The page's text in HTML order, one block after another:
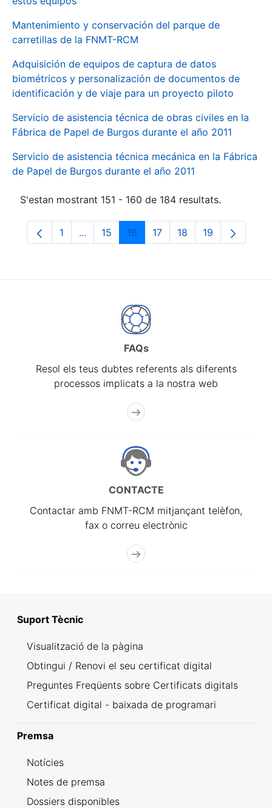
Mantenimiento y conservación del parque de
carretillas de la FNMT-RCM
Adquisición de equipos de captura de datos
biométricos y personalización de documentos de
identificación y de viaje para un proyecto piloto
Servicio de asistencia técnica de obras civiles en la
Fábrica de Papel de Burgos durante el año 2011
Servicio de asistencia técnica mecánica en la Fábrica
de Papel de Burgos durante el año 2011
S'estan mostrant 151 - 160 de 184 resultats.
Pàgina
1 ...Pàgines intermèdies Utilitzeu TAB per
Pàgina
15 Pàgina
16 Pàgina
17 Pàgina
18 Pàgina
19
FAQs
Resol els teus dubtes referents als diferents
processos implicats a la nostra web
CONTACTE
Contactar amb FNMT-RCM mitjançant telèfon,
fax o correu electrònic
Suport Tècnic
Visualització de la pàgina
Obtingui / Renovi el seu certificat digital
Preguntes Freqüents sobre Certificats digitals
Certificat digital - baixada de programari
Premsa
Notícies
Notes de premsa
Dossiers disponibles